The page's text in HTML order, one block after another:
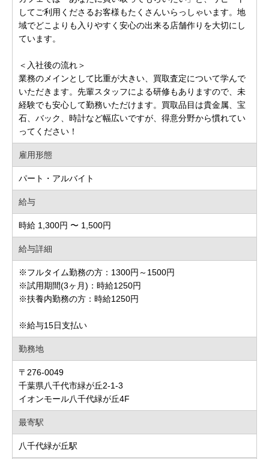
してご利用くださるお客様もたくさんいらっしゃいます。地
域でどこよりも入りやすく安心の出来る店舗作りを大切にし
ています。
＜入社後の流れ＞
業務のメインとして比重が大きい、買取査定について学んで
いただきます。先輩スタッフによる研修もありますので、未
経験でも安心して勤務いただけます。買取品目は貴金属、宝
石、バック、時計など幅広いですが、得意分野から慣れてい
ってください！
雇用形態
パート・アルバイト
給与
時給 1,300円 〜 1,500円
給与詳細
※フルタイム勤務の方：1300円～1500円
※試用期間(3ヶ月)：時給1250円
※扶養内勤務の方：時給1250円
※給与15日支払い
勤務地
〒276-0049
千葉県八千代市緑が丘2-1-3
イオンモール八千代緑が丘4F
最寄駅
八千代緑が丘駅